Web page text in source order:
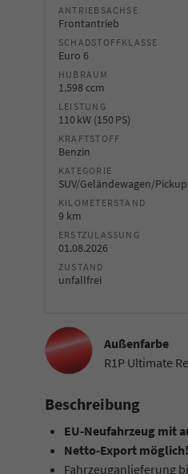
ANTRIEBSACHSE
Frontantrieb
SCHADSTOFFKLASSE
Euro 6
HUBRAUM
1.598 ccm
LEISTUNG
110 kW (150 PS)
KRAFTSTOFF
Benzin
KATEGORIE
SUV/Geländewagen/Pickup
KILOMETERSTAND
9 km
ERSTZULASSUNG
01.08.2026
ZUSTAND
unfallfrei
Außenfarbe
R1P Ultimate
Beschreibung
EU-Neufahrzeug mit
Netto-Export
Fahrzeuganlieferung